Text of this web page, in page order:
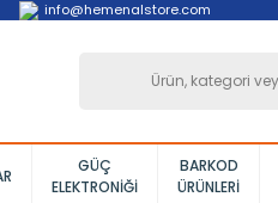
info@hemenalstore.com
GÜÇ
ELEKTRONIĞI
BARKOD
ÜRÜNLERI